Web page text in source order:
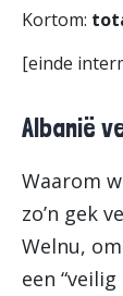
Kortom:
[einde
Albanië
Waarom
zo’n gek
Welnu,
een